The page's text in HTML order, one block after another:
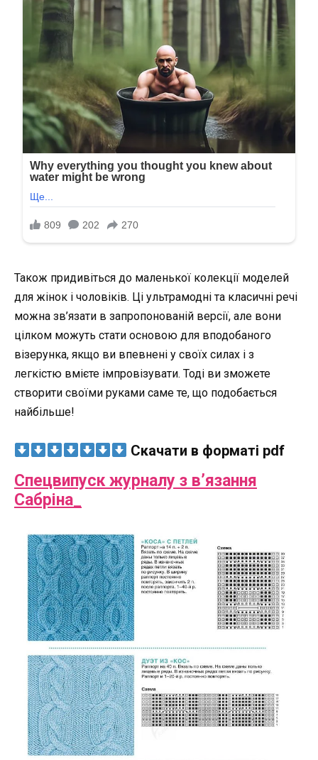
Також придивіться до маленької колекції моделей
для жінок і чоловіків. Ці ультрамодні та класичні речі
можна зв’язати в запропонованій версії, але вони
цілком можуть стати основою для вподобаного
візерунка, якщо ви впевнені у своїх силах і з
легкістю вмієте імпровізувати. Тоді ви зможете
створити своїми руками саме те, що подобається
найбільше!
Скачати в форматі pdf
Спецвипуск журналу з в’язання
Сабріна_